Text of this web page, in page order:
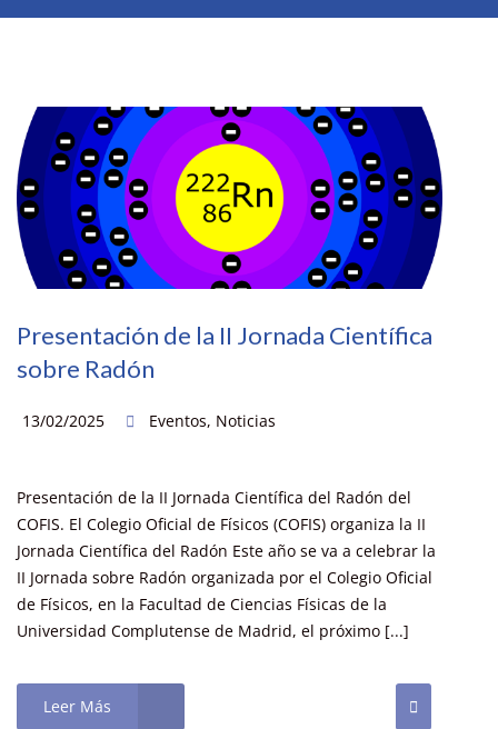
Presentación de la II Jornada Científica
sobre Radón
13/02/2025 Eventos, Noticias
Presentación de la II Jornada Científica del Radón del
COFIS. El Colegio Oficial de Físicos (COFIS) organiza la II
Jornada Científica del Radón Este año se va a celebrar la
II Jornada sobre Radón organizada por el Colegio Oficial
de Físicos, en la Facultad de Ciencias Físicas de la
Universidad Complutense de Madrid, el próximo [...]
Leer Más